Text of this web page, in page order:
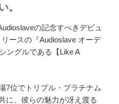
。
の記念すべきデビュ
ースの『Audioslave オーデ
ングルである【Like A
7位でトリプル・プラチナム
に、彼らの魅力が冴え渡る